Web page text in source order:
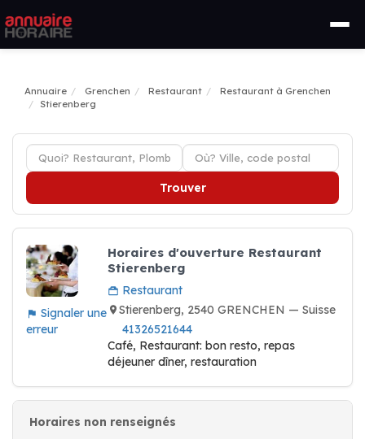
Annuaire Grenchen Restaurant
Restaurant à Grenchen
Stierenberg
Trouver
Signaler une
erreur
Horaires d'ouverture Restaurant
Stierenberg
Restaurant
Stierenberg, 2540 GRENCHEN — Suisse
41326521644
Café, Restaurant: bon resto, repas
déjeuner dîner, restauration
Horaires non renseignés